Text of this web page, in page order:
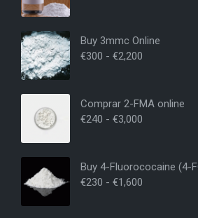
Buy 3mmc Online
€300 - €2,200
Comprar 2-FMA online
€240 - €3,000
Buy 4-Fluorococaine (4-
€230 - €1,600